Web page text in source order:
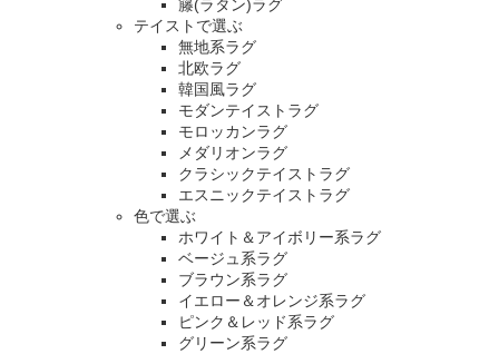
籐(ラタン)ラグ
テイストで選ぶ
無地系ラグ
北欧ラグ
韓国風ラグ
モダンテイストラグ
モロッカンラグ
メダリオンラグ
クラシックテイストラグ
エスニックテイストラグ
色で選ぶ
ホワイト＆アイボリー系ラグ
ベージュ系ラグ
ブラウン系ラグ
イエロー＆オレンジ系ラグ
ピンク＆レッド系ラグ
グリーン系ラグ